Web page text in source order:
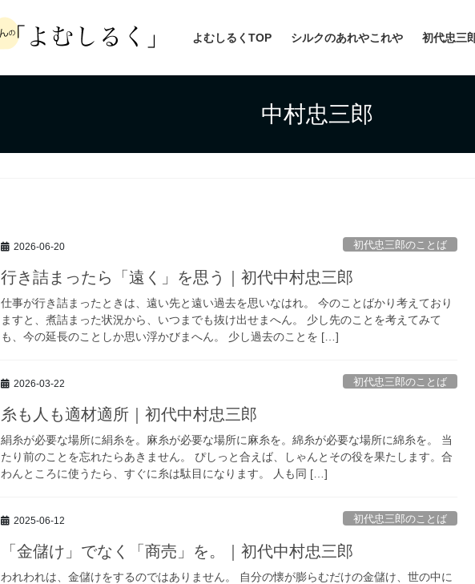
よむしるくTOP シルクのあれやこれや 初代忠三
中村忠三郎
2026-06-20 初代忠三郎のことば
行き詰まったら「遠く」を思う｜初代中村忠三郎
仕事が行き詰まったときは、遠い先と遠い過去を思いなはれ。 今のことばかり考えており
ますと、煮詰まった状況から、いつまでも抜け出せまへん。 少し先のことを考えてみて
も、今の延長のことしか思い浮かびまへん。 少し過去のことを […]
2026-03-22 初代忠三郎のことば
糸も人も適材適所｜初代中村忠三郎
絹糸が必要な場所に絹糸を。麻糸が必要な場所に麻糸を。綿糸が必要な場所に綿糸を。 当
たり前のことを忘れたらあきません。 ぴしっと合えば、しゃんとその役を果たします。合
わんところに使うたら、すぐに糸は駄目になります。 人も同 […]
2025-06-12 初代忠三郎のことば
「金儲け」でなく「商売」を。｜初代中村忠三郎
われわれは、金儲けをするのではありません。 自分の懐が膨らむだけの金儲け、世の中に